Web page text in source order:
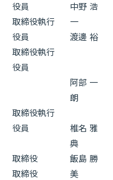
役員
取締役執行
役員
取締役執行
役員
取締役執行
役員
取締役
取締役
中野 浩
一
渡邊 裕
阿部 一
朗
椎名 雅
典
飯島 勝
美